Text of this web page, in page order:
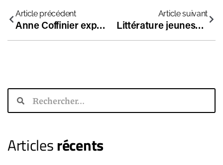
Article précédent
Anne Coffinier explique à Bayonne l’intérêt des écoles indépendantes en France
Article suivant
Littérature jeunesse : comment s’y retrouver ?
Articlesrécents